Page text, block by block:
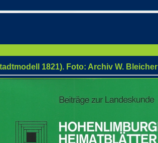
1821). Foto: Archiv W. Bleicher